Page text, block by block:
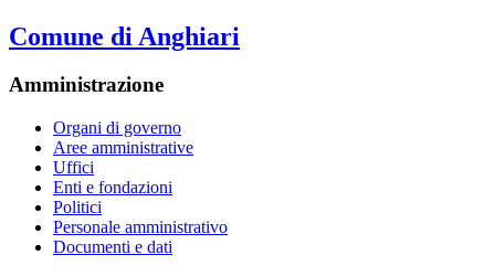
Comune di Anghiari
Amministrazione
Organi di governo
Aree amministrative
Uffici
Enti e fondazioni
Politici
Personale amministrativo
Documenti e dati